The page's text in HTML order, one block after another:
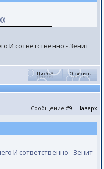
И сответственно - Зенит
Сообщение#9 | Наверх
И сответственно - Зенит